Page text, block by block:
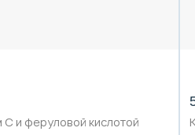
и феруловой кислотой